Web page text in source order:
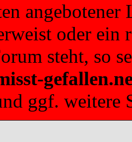
oder ein
steht, so
ggf. weitere